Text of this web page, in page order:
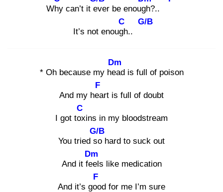
Whycan’t it ever be enough?..
It’s not enough
C
..
G/B
* Oh because my hea
Dm
d is full of poison
And my hea
F
rt is full of doubt
I got tox
C
ins in my bloodstream
You tried so
G/B
hard to suck out
And it fee
Dm
ls like medication
And it’s goo
F
d for me I’m sure